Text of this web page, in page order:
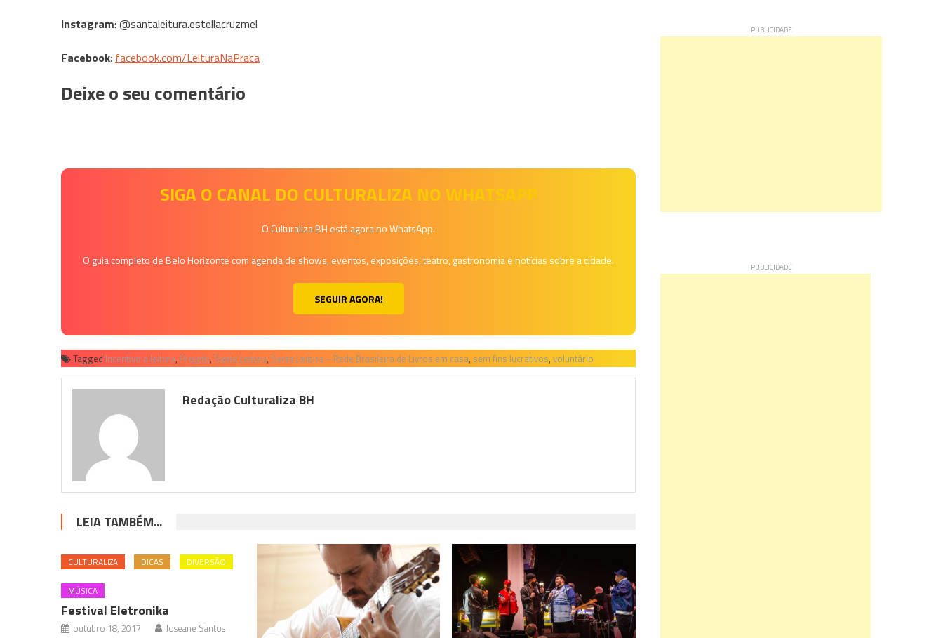
Instagram: @santaleitura.estellacruzmel
Facebook: facebook.com/LeituraNaPraca
Deixe o seu comentário
SIGA O CANAL DO CULTURALIZA NO WHATSAPP
O Culturaliza BH está agora no WhatsApp.
O guia completo de Belo Horizonte com agenda de shows, eventos, exposições, teatro, gastronomia e notícias sobre a cidade.
SEGUIR AGORA!
Tagged Incentivo a leitura, Projeto, Santa Leitura, Santa Leitura – Rede Brasileira de Livros em casa, sem fins lucrativos, voluntário
Redação Culturaliza BH
LEIA TAMBÉM...
CULTURALIZA DICAS DIVERSÃO
MÚSICA
Festival Eletronika
outubro 18, 2017 Joseane Santos